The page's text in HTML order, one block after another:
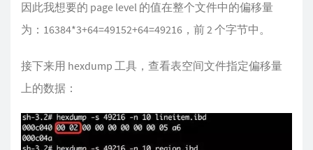
因此我想要的 page level 的值在整个文件中的偏移量
为：16384*3+64=49152+64=49216，前 2 个字节中。
接下来用 hexdump 工具，查看表空间文件指定偏移量
上的数据：